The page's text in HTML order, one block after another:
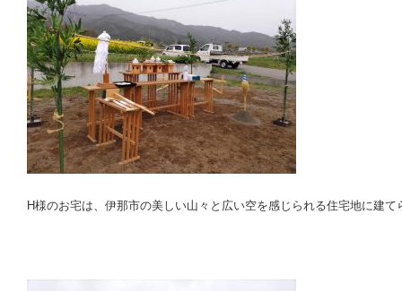
H様のお宅は、伊那市の美しい山々と広い空を感じられる住宅地に建て